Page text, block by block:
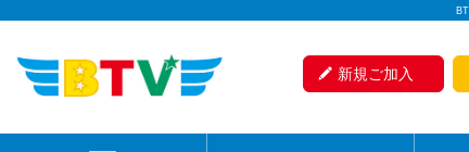
新規ご加入